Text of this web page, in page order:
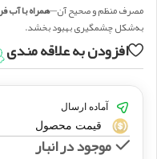
مصرف منظم و صحیح آن—همراه با آب
به‌شکل چشمگیری بهبود بخشد.
افزودن به علاقه مندی
آماده ارسال
قیمت محصول
موجود در انبار